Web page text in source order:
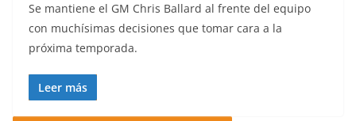
Se mantiene el GM Chris Ballard al frente del equipo
con muchísimas decisiones que tomar cara a la
próxima temporada.
Leer más